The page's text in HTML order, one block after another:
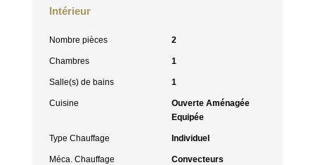
Intérieur
Nombre pièces 2
Chambres 1
Salle(s) de bains 1
Cuisine
Ouverte Aménagée
Equipée
Type Chauffage Individuel
Méca. Chauffage Convecteurs